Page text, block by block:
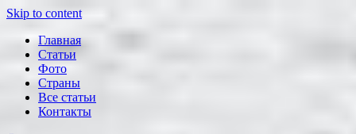
Skip to content
Главная
Статьи
Фото
Страны
Все статьи
Контакты